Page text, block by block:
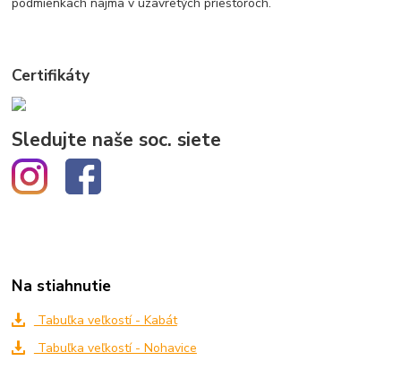
Certifikáty
Sledujte naše soc. siete
Na stiahnutie
Tabuľka veľkostí - Kabát
Tabuľka veľkostí - Nohavice